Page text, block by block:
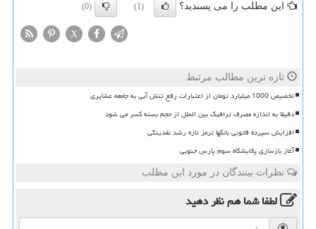
این مطلب را می پسندید؟ (1)
(0)
X
تازه ترین مطالب مرتبط
تخصیص 1000 میلیارد تومان از اعتبارات رفع تنش آبی به جامعه عشایری
دقیقا به اندازه مصرف ترافیک بین الملل از حجم بسته کسر می شود
افزایش سپرده قانونی بانکها ترمز تازه رشد نقدینگی
آغاز بازسازی پالایشگاه سوم پارس جنوبی
نظرات بینندگان در مورد این مطلب
لطفا شما همنظر دهید